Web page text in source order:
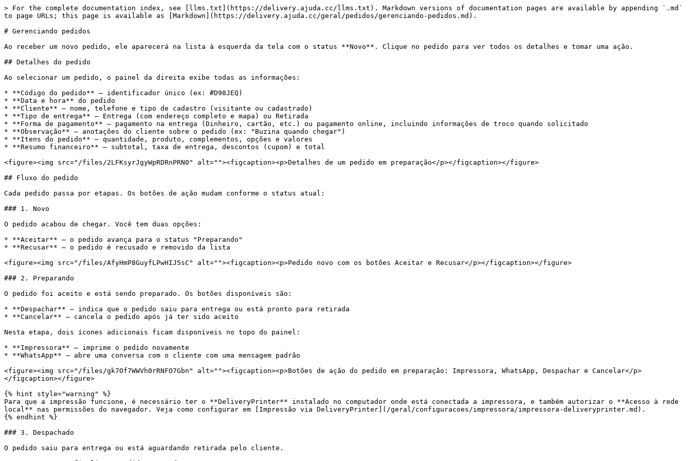
> For the complete documentation index, see [llms.txt](https://delivery.ajuda.cc/llms.txt). Markdown versions of documentation pages are available by appending `.md`
to page URLs; this page is available as [Markdown](https://delivery.ajuda.cc/geral/pedidos/gerenciando-pedidos.md).
# Gerenciando pedidos
Ao receber um novo pedido, ele aparecerá na lista à esquerda da tela com o status **Novo**. Clique no pedido para ver todos os detalhes e tomar uma ação.
## Detalhes do pedido
Ao selecionar um pedido, o painel da direita exibe todas as informações:
* **Código do pedido** — identificador único (ex: #D98JEQ)
* **Data e hora** do pedido
* **Cliente** — nome, telefone e tipo de cadastro (visitante ou cadastrado)
* **Tipo de entrega** — Entrega (com endereço completo e mapa) ou Retirada
* **Forma de pagamento** — pagamento na entrega (Dinheiro, cartão, etc.) ou pagamento online, incluindo informações de troco quando solicitado
* **Observação** — anotações do cliente sobre o pedido (ex: "Buzina quando chegar")
* **Itens do pedido** — quantidade, produto, complementos, opções e valores
* **Resumo financeiro** — subtotal, taxa de entrega, descontos (cupom) e total
<figure><img src="/files/2LFKsyrJgyWpRDRnPRN0" alt=""><figcaption><p>Detalhes de um pedido em preparação</p></figcaption></figure>
## Fluxo do pedido
Cada pedido passa por etapas. Os botões de ação mudam conforme o status atual:
### 1. Novo
O pedido acabou de chegar. Você tem duas opções:
* **Aceitar** — o pedido avança para o status "Preparando"
* **Recusar** — o pedido é recusado e removido da lista
<figure><img src="/files/AfyHmP8GuyfLPwHIJ5sC" alt=""><figcaption><p>Pedido novo com os botões Aceitar e Recusar</p></figcaption></figure>
### 2. Preparando
O pedido foi aceito e está sendo preparado. Os botões disponíveis são:
* **Despachar** — indica que o pedido saiu para entrega ou está pronto para retirada
* **Cancelar** — cancela o pedido após já ter sido aceito
Nesta etapa, dois ícones adicionais ficam disponíveis no topo do painel:
* **Impressora** — imprime o pedido novamente
* **WhatsApp** — abre uma conversa com o cliente com uma mensagem padrão
<figure><img src="/files/gk7Of7WWVh0rRNFO7Gbn" alt=""><figcaption><p>Botões de ação do pedido em preparação: Impressora, WhatsApp, Despachar e Cancelar</p>
</figcaption></figure>
{% hint style="warning" %}
Para que a impressão funcione, é necessário ter o **DeliveryPrinter** instalado no computador onde está conectada a impressora, e também autorizar o **Acesso à rede
local** nas permissões do navegador. Veja como configurar em [Impressão via DeliveryPrinter](/geral/configuracoes/impressora/impressora-deliveryprinter.md).
{% endhint %}
### 3. Despachado
O pedido saiu para entrega ou está aguardando retirada pelo cliente.